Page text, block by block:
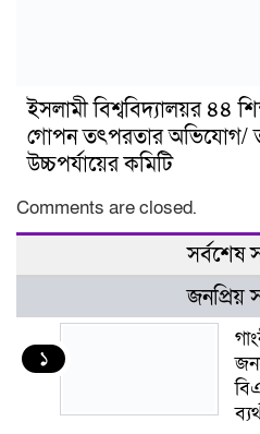
ইসলামী বিশ্ববিদ্যালয়র ৪৪
গোপন তৎপরতার অভিযোগ/
উচ্চপর্যায়ের কমিটি
Comments are closed.
সর্বশেষ
জনপ্রিয়
১